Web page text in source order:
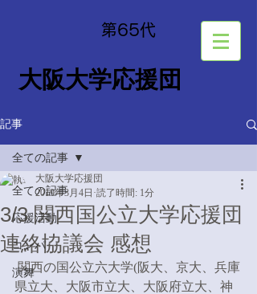
​第65代
大阪大学応援団
記事
全ての記事
応援活動
コンパ
演舞
全ての記事
3/3 関西国公立大学応援団
連絡協議会 感想
大阪大学応援団
2019年3月4日 読了時間: 1分
関西の国公立六大学(阪大、京大、兵庫
県立大、大阪市立大、大阪府立大、神